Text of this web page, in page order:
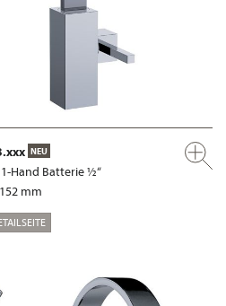
NEU
Hand Batterie ½“
mm